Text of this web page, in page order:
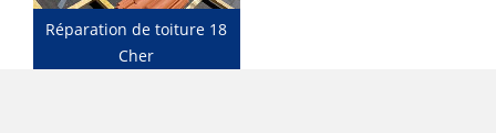
Réparation de toiture 18
Cher